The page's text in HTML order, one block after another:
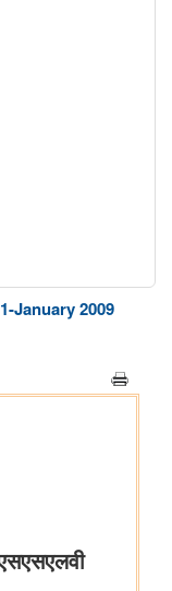
January 2009